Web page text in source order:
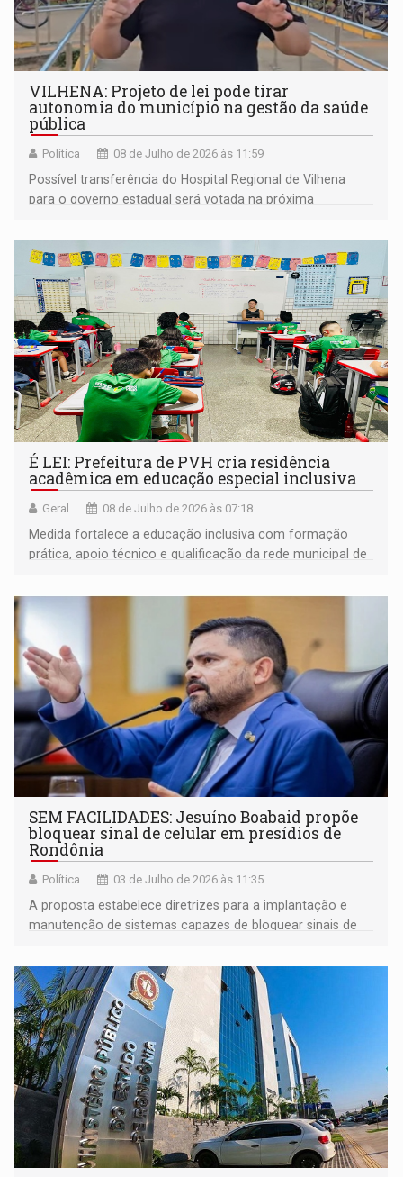
VILHENA: Projeto de lei pode tirar
autonomia do município na gestão da saúde
pública
Política 08 de Julho de 2026 às 11:59
Possível transferência do Hospital Regional de Vilhena
para o governo estadual será votada na próxima
É LEI: Prefeitura de PVH cria residência
acadêmica em educação especial inclusiva
Geral 08 de Julho de 2026 às 07:18
Medida fortalece a educação inclusiva com formação
prática, apoio técnico e qualificação da rede municipal de
SEM FACILIDADES: Jesuíno Boabaid propõe
bloquear sinal de celular em presídios de
Rondônia
Política 03 de Julho de 2026 às 11:35
A proposta estabelece diretrizes para a implantação e
manutenção de sistemas capazes de bloquear sinais de
clandestina